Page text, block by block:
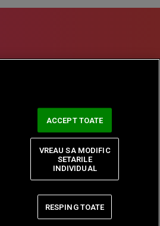
ACCEPT TOATE
RESPING TOATE
VREAU SA MODIFIC
SETARILE
INDIVIDUAL